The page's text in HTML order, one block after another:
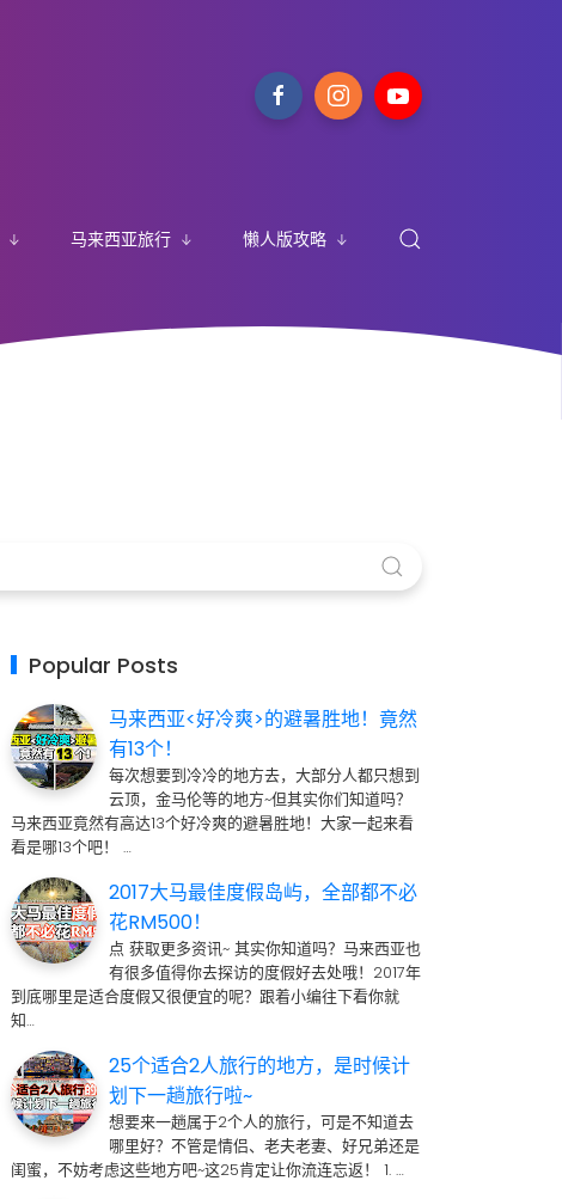
马来西亚旅行 懒人版攻略
Popular Posts
马来西亚<好冷爽>的避暑胜地！竟然
有13个！
每次想要到冷冷的地方去，大部分人都只想到
云顶，金马伦等的地方~但其实你们知道吗？
马来西亚竟然有高达13个好冷爽的避暑胜地！大家一起来看
看是哪13个吧！ …
2017大马最佳度假岛屿，全部都不必
花RM500！
点 获取更多资讯~ 其实你知道吗？马来西亚也
有很多值得你去探访的度假好去处哦！2017年
到底哪里是适合度假又很便宜的呢？跟着小编往下看你就
知…
25个适合2人旅行的地方，是时候计
划下一趟旅行啦~
想要来一趟属于2个人的旅行，可是不知道去
哪里好？不管是情侣、老夫老妻、好兄弟还是
闺蜜，不妨考虑这些地方吧~这25肯定让你流连忘返！ 1. …